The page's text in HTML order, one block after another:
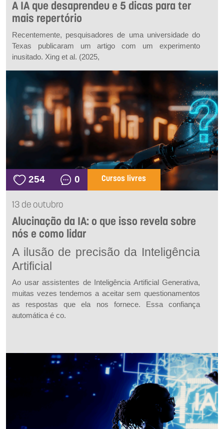
A IA que desaprendeu e 5 dicas para ter
mais repertório
Recentemente, pesquisadores de uma universidade do
Texas publicaram um artigo com um experimento
inusitado. Xing et al. (2025,
254 0 Cursos livres
13 de outubro
Alucinação da IA: o que isso revela sobre
nós e como lidar
A ilusão de precisão da Inteligência
Artificial
Ao usar assistentes de Inteligência Artificial Generativa,
muitas vezes tendemos a aceitar sem questionamentos
as respostas que ela nos fornece. Essa confiança
automática é co.